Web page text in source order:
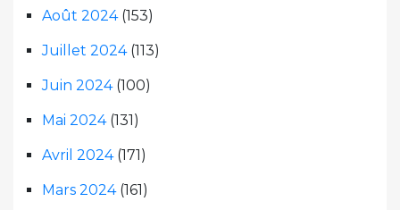
Août 2024(153)
Juillet 2024(113)
Juin 2024(100)
Mai 2024(131)
Avril 2024(171)
Mars 2024(161)